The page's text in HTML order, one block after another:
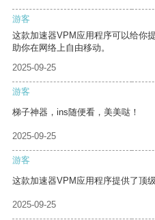
游客
这款加速器VPM应用程序可以给你
助你在网络上自由移动。
2025-09-25
游客
梯子神器，ins随便看，美美哒！
2025-09-25
游客
这款加速器VPM应用程序提供了顶
2025-09-25